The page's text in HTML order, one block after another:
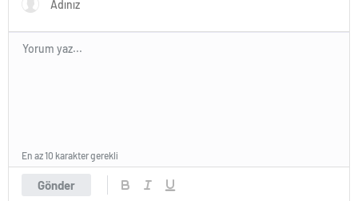
Gönder
En az 10 karakter gerekli